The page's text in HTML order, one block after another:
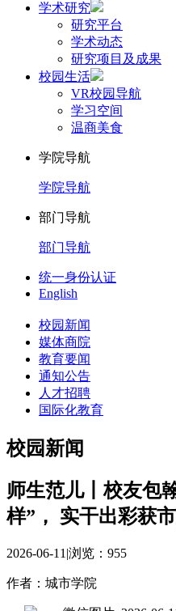
学术研究
研究平台
学术动态
研究项目及成果
校园生活
VR校园导航
学习空间
温商美食
学院导航
学院导航
部门导航
部门导航
统一身份认证
English
校园新闻
媒体商院
教育要闻
通知公告
人才招聘
国际化教育
校园新闻
师生范儿丨校友包
样”， 实干出彩获
2026-06-11 |浏览： 955
作者：城市学院